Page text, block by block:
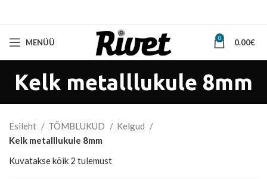
MENÜÜ 0 0.00€
Kelk metalllukule 8mm
Esileht TÕMBLUKUD
Kelgud
Kelk metalllukule 8mm
Kuvatakse kõik 2 tulemustSorted